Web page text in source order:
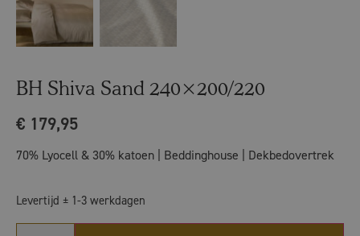
BH Shiva Sand 240×200/220
€ 179,95
70% Lyocell & 30% katoen | Beddinghouse | Dekbedovertrek
Levertijd ± 1-3 werkdagen